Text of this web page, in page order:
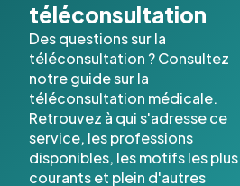
téléconsultation
Des questions sur la
téléconsultation ? Consultez
notre guide sur la
téléconsultation médicale.
Retrouvez à qui s'adresse ce
service, les professions
disponibles, les motifs les plus
courants et plein d'autres